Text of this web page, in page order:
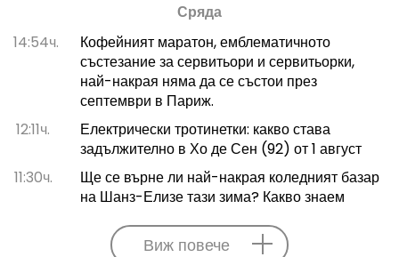
Сряда
14:54ч.
Кофейният маратон, емблематичното
състезание за сервитьори и сервитьорки,
най-накрая няма да се състои през
септември в Париж.
12:11ч.
Електрически тротинетки: какво става
задължително в Хо де Сен (92) от 1 август
11:30ч.
Ще се върне ли най-накрая коледният базар
на Шанз-Елизе тази зима? Какво знаем
Виж повече